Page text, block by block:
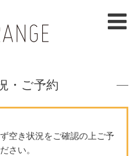
・ご予約
空き状況をご確認の上ご予
さい。